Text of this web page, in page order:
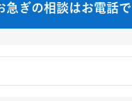
急ぎの相談はお電話で